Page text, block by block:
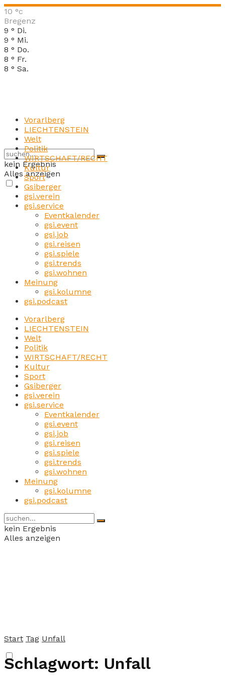
10 °c
Bregenz
9 ° Di.
9 ° Mi.
8 ° Do.
8 ° Fr.
8 ° Sa.
kein Ergebnis
Alles anzeigen
Vorarlberg
LIECHTENSTEIN
Welt
Politik
WIRTSCHAFT/RECHT
Kultur
Sport
Gsiberger
gsi.verein
gsi.service
Eventkalender
gsi.event
gsi.job
gsi.reisen
gsi.spiele
gsi.trends
gsi.wohnen
Meinung
gsi.kolumne
gsi.podcast
Vorarlberg
LIECHTENSTEIN
Welt
Politik
WIRTSCHAFT/RECHT
Kultur
Sport
Gsiberger
gsi.verein
gsi.service
Eventkalender
gsi.event
gsi.job
gsi.reisen
gsi.spiele
gsi.trends
gsi.wohnen
Meinung
gsi.kolumne
gsi.podcast
kein Ergebnis
Alles anzeigen
Start Tag Unfall
Schlagwort: Unfall